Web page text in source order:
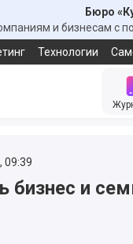
Бюро
и бизнесам с
Технологии
09:39
бизнес и